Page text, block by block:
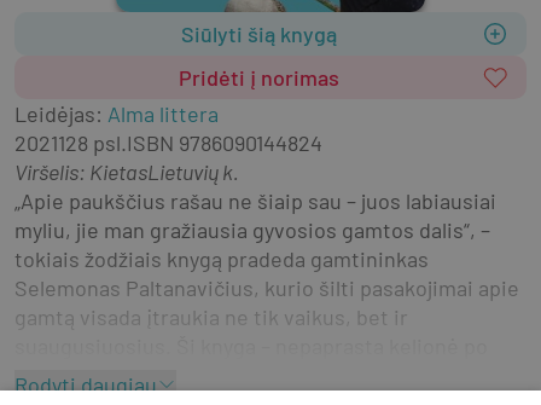
Siūlyti šią knygą
Pridėti į norimas
Leidėjas: Alma littera
2021128 psl.ISBN 9786090144824
Viršelis: KietasLietuvių k.
„Apie paukščius rašau ne šiaip sau – juos labiausiai
myliu, jie man gražiausia gyvosios gamtos dalis“, –
tokiais žodžiais knygą pradeda gamtininkas
Selemonas Paltanavičius, kurio šilti pasakojimai apie
gamtą visada įtraukia ne tik vaikus, bet ir
Lietuvos vandenis, miškus, pievas ir žmonių
Rodyti daugiau